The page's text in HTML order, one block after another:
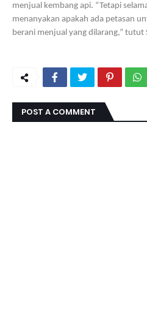
menjual kembang api. “Tetapi
menanyakan apakah ada petasan
berani menjual yang dilarang,” tutut
POST A COMMENT